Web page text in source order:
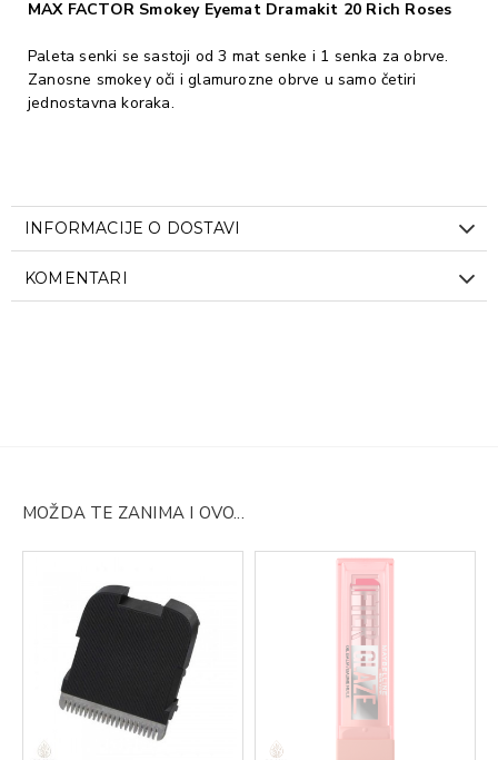
MAX FACTOR Smokey Eyemat Dramakit 20 Rich Roses
Paleta senki se sastoji od 3 mat senke i 1 senka za obrve.
Zanosne smokey oči i glamurozne obrve u samo četiri
jednostavna koraka.
INFORMACIJE O DOSTAVI
KOMENTARI
MOŽDA TE ZANIMA I OVO...